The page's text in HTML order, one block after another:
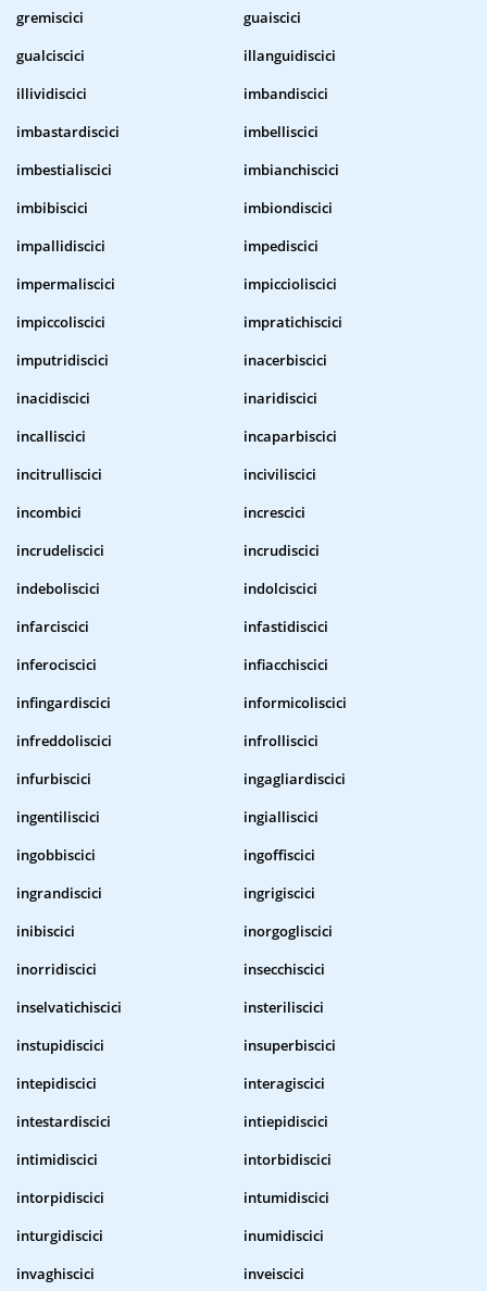
gremiscici
guaiscici
gualciscici
illanguidiscici
illividiscici
imbandiscici
imbastardiscici
imbelliscici
imbestialiscici
imbianchiscici
imbibiscici
imbiondiscici
impallidiscici
impediscici
impermaliscici
impiccioliscici
impiccoliscici
impratichiscici
imputridiscici
inacerbiscici
inacidiscici
inaridiscici
incalliscici
incaparbiscici
incitrulliscici
inciviliscici
incombici
increscici
incrudeliscici
incrudiscici
indeboliscici
indolciscici
infarciscici
infastidiscici
inferociscici
infiacchiscici
infingardiscici
informicoliscici
infreddoliscici
infrolliscici
infurbiscici
ingagliardiscici
ingentiliscici
ingialliscici
ingobbiscici
ingoffiscici
ingrandiscici
ingrigiscici
inibiscici
inorgogliscici
inorridiscici
insecchiscici
inselvatichiscici
insteriliscici
instupidiscici
insuperbiscici
intepidiscici
interagiscici
intestardiscici
intiepidiscici
intimidiscici
intorbidiscici
intorpidiscici
intumidiscici
inturgidiscici
inumidiscici
invaghiscici
inveiscici